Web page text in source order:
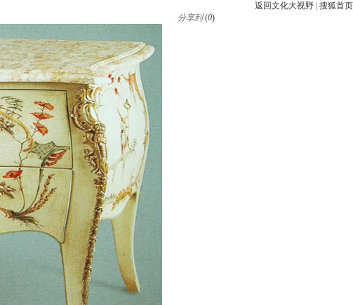
返回文化大视野 搜狐首页
分享到 (0)